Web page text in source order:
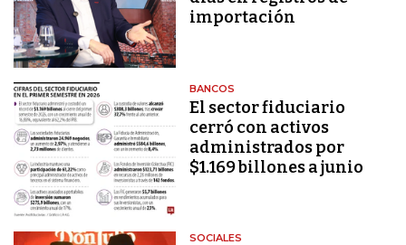
importación
BANCOS
El sector fiduciario
cerró con activos
administrados por
$1.169 billones a junio
SOCIALES